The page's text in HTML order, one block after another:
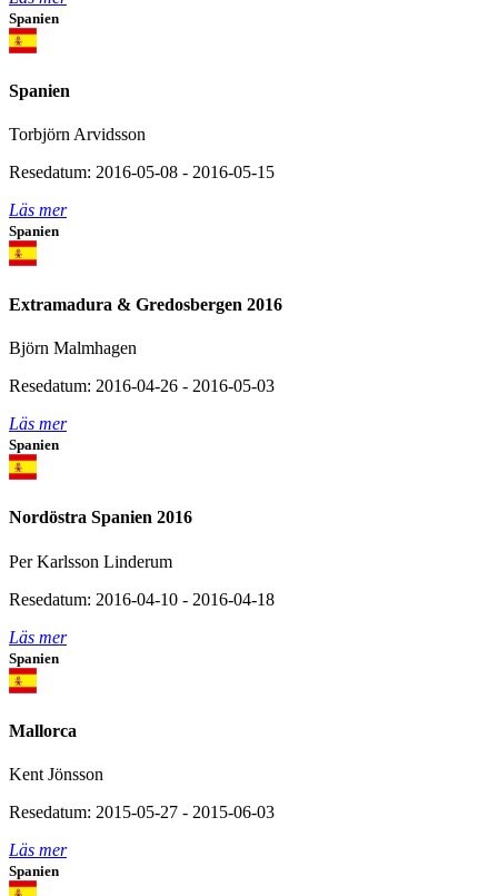
Spanien
Spanien
Torbjörn Arvidsson
Resedatum: 2016-05-08 - 2016-05-15
Läs mer
Spanien
Extramadura & Gredosbergen 2016
Björn Malmhagen
Resedatum: 2016-04-26 - 2016-05-03
Läs mer
Spanien
Nordöstra Spanien 2016
Per Karlsson Linderum
Resedatum: 2016-04-10 - 2016-04-18
Läs mer
Spanien
Mallorca
Kent Jönsson
Resedatum: 2015-05-27 - 2015-06-03
Läs mer
Spanien